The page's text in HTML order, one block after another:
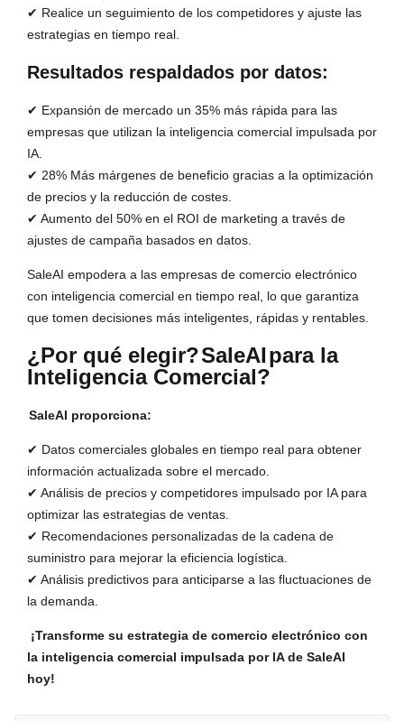
✔ Realice un seguimiento de los competidores y ajuste las
estrategias en tiempo real.
Resultados respaldados por datos:
✔ Expansión de mercado un 35% más rápida para las
empresas que utilizan la inteligencia comercial impulsada por
IA.
✔ 28% Más márgenes de beneficio gracias a la optimización
de precios y la reducción de costes.
✔ Aumento del 50% en el ROI de marketing a través de
ajustes de campaña basados en datos.
SaleAI empodera a las empresas de comercio electrónico
con inteligencia comercial en tiempo real, lo que garantiza
que tomen decisiones más inteligentes, rápidas y rentables.
¿Por qué elegir?SaleAIpara la
Inteligencia Comercial?
SaleAI proporciona:
✔ Datos comerciales globales en tiempo real para obtener
información actualizada sobre el mercado.
✔ Análisis de precios y competidores impulsado por IA para
optimizar las estrategias de ventas.
✔ Recomendaciones personalizadas de la cadena de
suministro para mejorar la eficiencia logística.
✔ Análisis predictivos para anticiparse a las fluctuaciones de
la demanda.
¡Transforme su estrategia de comercio electrónico con
la inteligencia comercial impulsada por IA de SaleAI
hoy!